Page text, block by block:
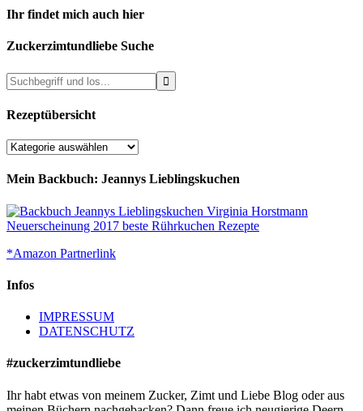
Ihr findet mich auch hier
Zuckerzimtundliebe Suche
Rezeptübersicht
Rezeptübersicht
Mein Backbuch: Jeannys Lieblingskuchen
*Amazon Partnerlink
Infos
IMPRESSUM
DATENSCHUTZ
#zuckerzimtundliebe
Ihr habt etwas von meinem Zucker, Zimt und Liebe Blog oder aus